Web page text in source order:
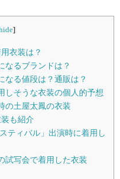
]
衣装は？
なるブランドは？
なる値段は？通販は？
しそうな衣装の個人的予想
の土屋太鳳の衣装
も紹介
ティバル」出演時に着用し
試写会で着用した衣装